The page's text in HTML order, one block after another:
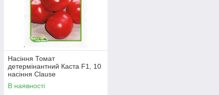
Насіння Томат
детермінантний Каста F1, 10
насіння Clause
В наявності